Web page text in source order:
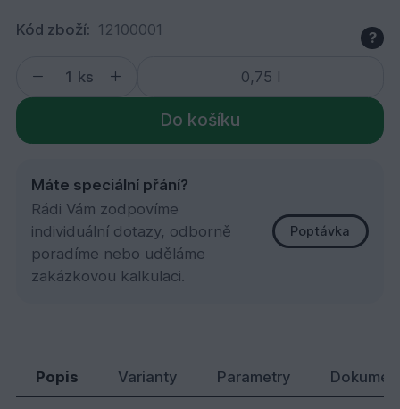
Kód zboží: 12100001 ?
ks
Do košíku
Máte speciální přání?
Rádi Vám zodpovíme
individuální dotazy, odborně
poradíme nebo uděláme
zakázkovou kalkulaci.
Poptávka
Popis Varianty Parametry